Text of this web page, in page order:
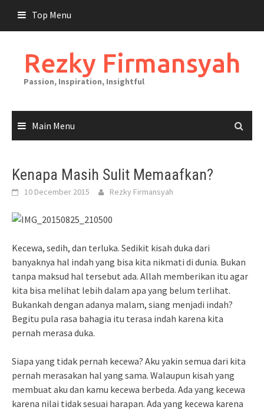
content
Top Menu
Rezky Firmansyah
Passion, Inspiration, Insightful
Main Menu
Kenapa Masih Sulit Memaafkan?
10 December 2015 Rezky Firmansyah
Kecewa, sedih, dan terluka. Sedikit kisah duka dari
banyaknya hal indah yang bisa kita nikmati di dunia. Bukan
tanpa maksud hal tersebut ada. Allah memberikan itu agar
kita bisa melihat lebih dalam apa yang belum terlihat.
Bukankah dengan adanya malam, siang menjadi indah?
Begitu pula rasa bahagia itu terasa indah karena kita
pernah merasa duka.
Siapa yang tidak pernah kecewa? Aku yakin semua dari kita
pernah merasakan hal yang sama. Walaupun kisah yang
membuat aku dan kamu kecewa berbeda. Ada yang kecewa
karena nilai tidak sesuai harapan. Ada yang kecewa karena